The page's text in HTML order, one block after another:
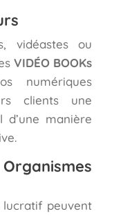
vidéastes ou
VIDÉO BOOKs
numériques
clients une
manière
lucratif peuvent